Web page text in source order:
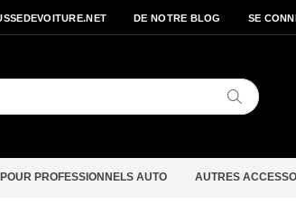
DE NOTRE BLOG SE
Chercher
PROFESSIONNELS AUTO AUTRES